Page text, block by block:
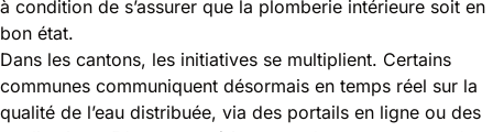
à condition de s’assurer que la plomberie intérieure soit en
bon état.
Dans les cantons, les initiatives se multiplient. Certains
communes communiquent désormais en temps réel sur la
qualité de l’eau distribuée, via des portails en ligne ou des